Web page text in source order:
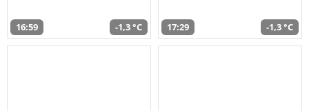
16:59 -1,3 °C 17:29 -1,3 °C